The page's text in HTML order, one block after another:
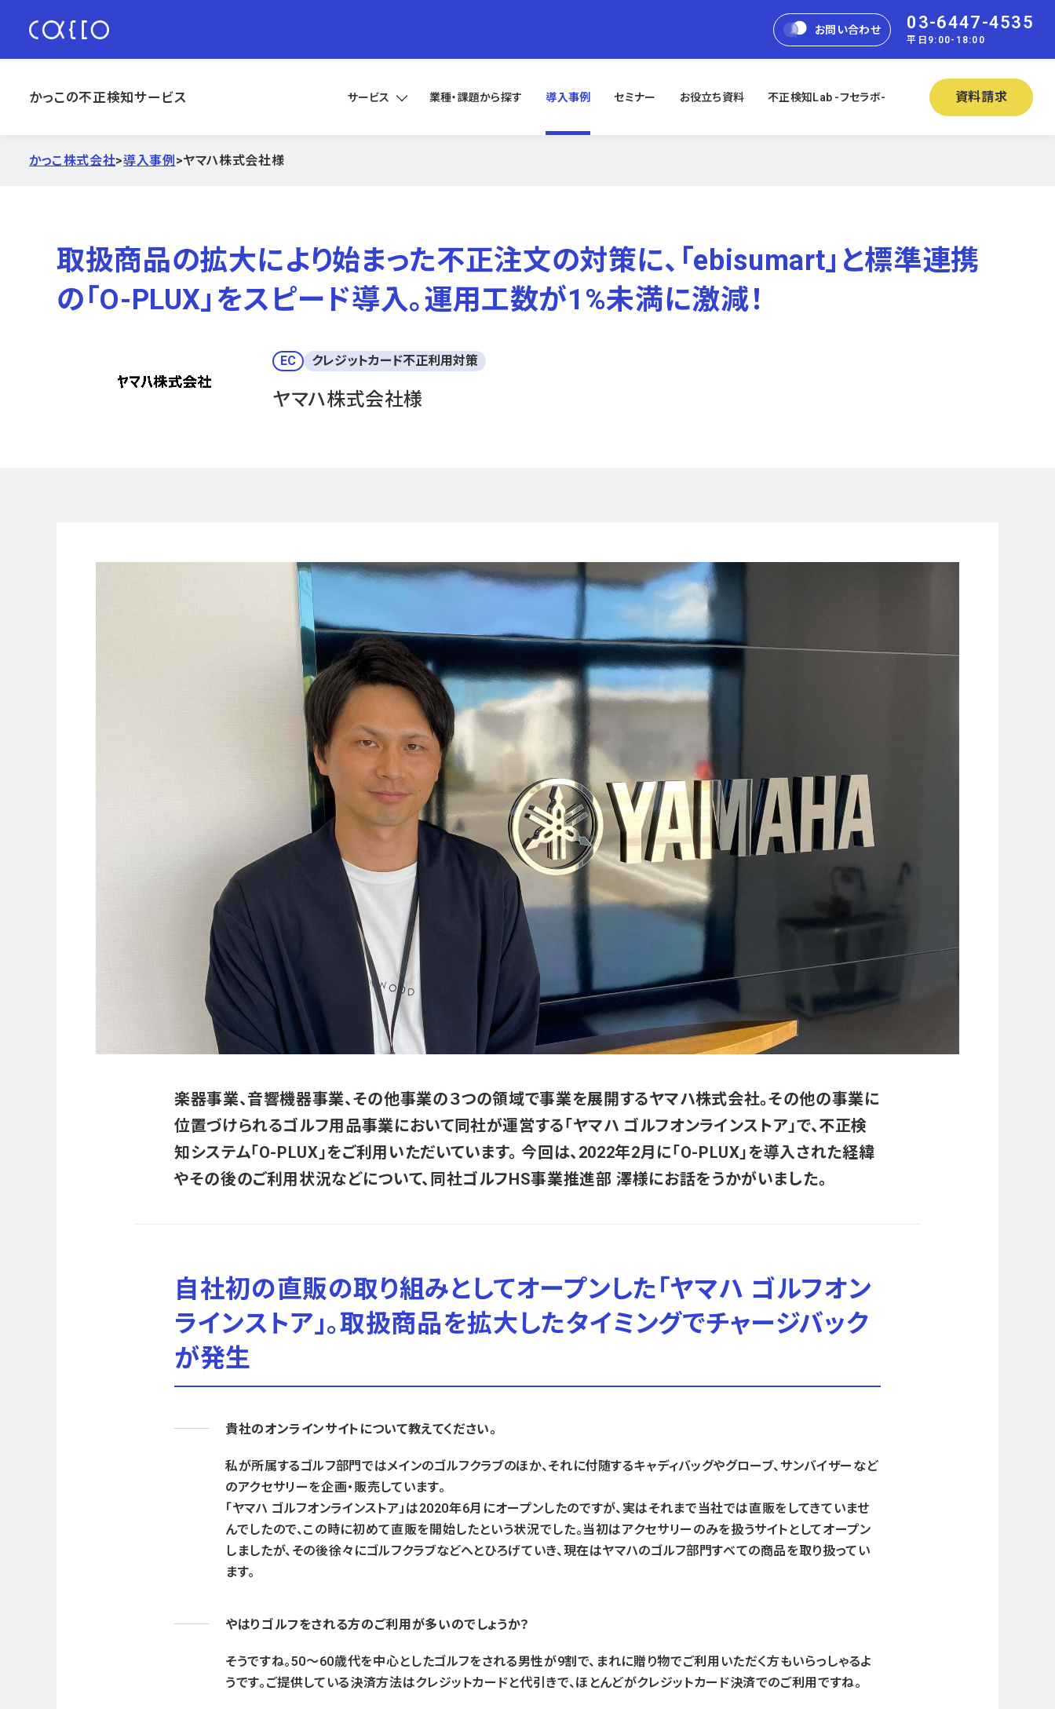
お問い合わせ 03-6447-4535
平日9:00-18:00
かっこの不正検知サービス サービス 業種・課題から探す 導入事例 セミナー お役立ち資料 不正検知Lab -フセラボ- 資料請求
かっこ株式会社>導入事例 >ヤマハ株式会社様
取扱商品の拡大により始まった不正注文の対策に、「ebisumart」と標準連携
の「O-PLUX」をスピード導入。運用工数が1%未満に激減！
EC クレジットカード不正利用対策
ヤマハ株式会社様
楽器事業、音響機器事業、その他事業の３つの領域で事業を展開するヤマハ株式会社。その他の事業に
位置づけられるゴルフ用品事業において同社が運営する「ヤマハ ゴルフオンラインストア」で、不正検
知システム「O-PLUX」をご利用いただいています。 今回は、2022年2月に「O-PLUX」を導入された経緯
やその後のご利用状況などについて、同社ゴルフHS事業推進部 澤様にお話をうかがいました。
自社初の直販の取り組みとしてオープンした「ヤマハ ゴルフオン
ラインストア」。取扱商品を拡大したタイミングでチャージバック
が発生
貴社のオンラインサイトについて教えてください。
私が所属するゴルフ部門ではメインのゴルフクラブのほか、それに付随するキャディバッグやグローブ、サンバイザーなど
のアクセサリーを企画・販売しています。
「ヤマハ ゴルフオンラインストア」は2020年6月にオープンしたのですが、実はそれまで当社では直販をしてきていませ
んでしたので、この時に初めて直販を開始したという状況でした。当初はアクセサリーのみを扱うサイトとしてオープン
しましたが、その後徐々にゴルフクラブなどへとひろげていき、現在はヤマハのゴルフ部門すべての商品を取り扱ってい
ます。
やはりゴルフをされる方のご利用が多いのでしょうか？
そうですね。50〜60歳代を中心としたゴルフをされる男性が9割で、まれに贈り物でご利用いただく方もいらっしゃるよ
うです。ご提供している決済方法はクレジットカードと代引きで、ほとんどがクレジットカード決済でのご利用ですね。